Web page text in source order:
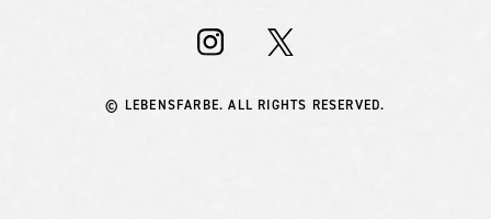
© LEBENSFARBE. ALL RIGHTS RESERVED.